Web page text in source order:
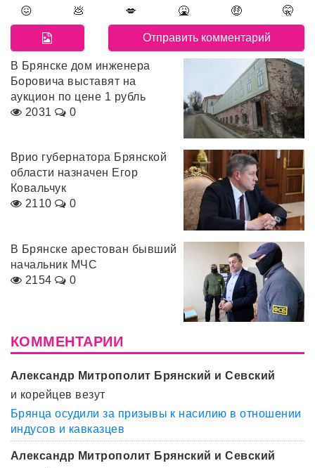
😖 💩 💋 🤮 🤑 🤫
В Брянске дом инженера
Боровича выставят на
аукцион по цене 1 рубль
2031
0
Врио губернатора Брянской
области назначен Егор
Ковальчук
2110
0
В Брянске арестован бывший
начальник МЧС
2154
0
КОММЕНТАРИИ
Александр Митрополит Брянский и Севский
и корейцев везут
Брянца осудили за призывы к насилию в отношении
индусов и кавказцев
Александр Митрополит Брянский и Севский